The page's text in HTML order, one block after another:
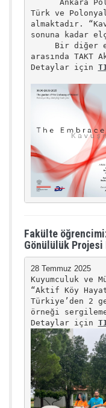
Ankara
Türk ve
almaktadır.
sonuna kadar
Bir diğer
arasında TAKT
Detaylar için
Fakülte
Gönülülük Projesi
28 Temmuz 2025
Kuyumculuk ve
“Aktif Köy
Türkiye’den 2
örneği
Detaylar için